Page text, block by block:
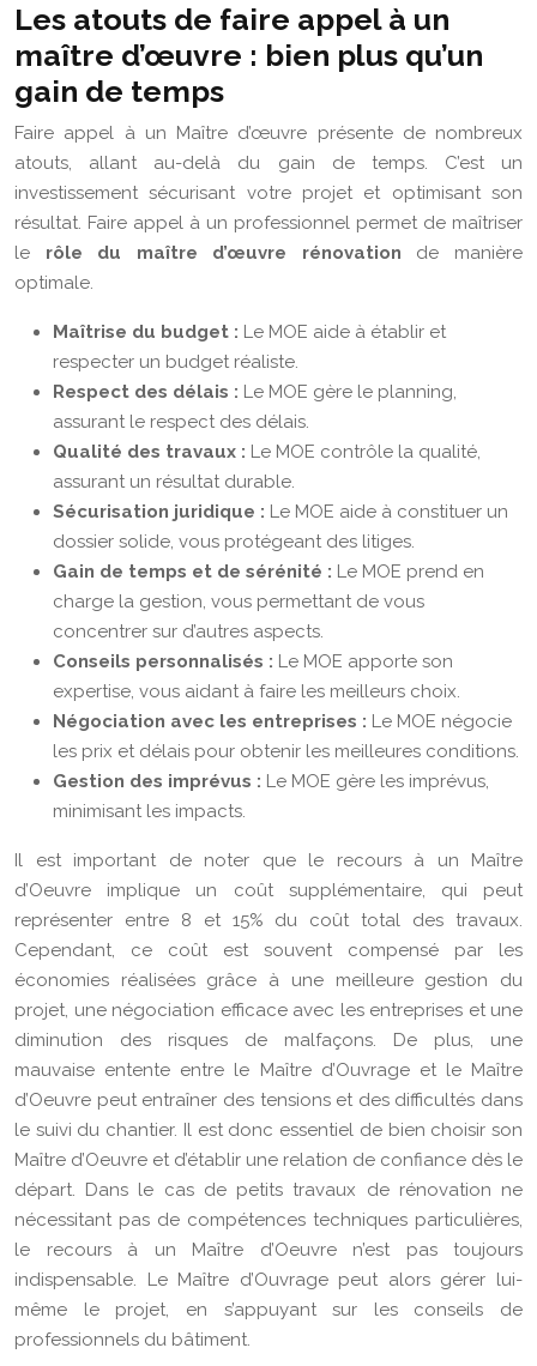
Les atouts de faire appel à un
maître d’œuvre : bien plus qu’un
gain de temps
Faire appel à un Maître d’œuvre présente de nombreux
atouts, allant au-delà du gain de temps. C’est un
investissement sécurisant votre projet et optimisant son
résultat. Faire appel à un professionnel permet de maîtriser
le rôle du maître d’œuvre rénovation de manière
optimale.
Maîtrise du budget : Le MOE aide à établir et
respecter un budget réaliste.
Respect des délais : Le MOE gère le planning,
assurant le respect des délais.
Qualité des travaux : Le MOE contrôle la qualité,
assurant un résultat durable.
Sécurisation juridique : Le MOE aide à constituer un
dossier solide, vous protégeant des litiges.
Gain de temps et de sérénité : Le MOE prend en
charge la gestion, vous permettant de vous
concentrer sur d’autres aspects.
Conseils personnalisés : Le MOE apporte son
expertise, vous aidant à faire les meilleurs choix.
Négociation avec les entreprises : Le MOE négocie
les prix et délais pour obtenir les meilleures conditions.
Gestion des imprévus : Le MOE gère les imprévus,
minimisant les impacts.
Il est important de noter que le recours à un Maître
d’Oeuvre implique un coût supplémentaire, qui peut
représenter entre 8 et 15% du coût total des travaux.
Cependant, ce coût est souvent compensé par les
économies réalisées grâce à une meilleure gestion du
projet, une négociation efficace avec les entreprises et une
diminution des risques de malfaçons. De plus, une
mauvaise entente entre le Maître d’Ouvrage et le Maître
d’Oeuvre peut entraîner des tensions et des difficultés dans
le suivi du chantier. Il est donc essentiel de bien choisir son
Maître d’Oeuvre et d’établir une relation de confiance dès le
départ. Dans le cas de petits travaux de rénovation ne
nécessitant pas de compétences techniques particulières,
le recours à un Maître d’Oeuvre n’est pas toujours
indispensable. Le Maître d’Ouvrage peut alors gérer lui-
même le projet, en s’appuyant sur les conseils de
professionnels du bâtiment.